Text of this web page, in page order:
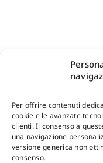
Per offrire contenuti
cookie e le avanzate
clienti. Il consenso a
una navigazione
versione generica non
consenso.
Shop Gangemi Editore